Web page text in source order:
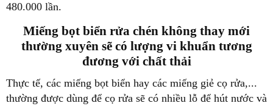
480.000 lần.
Miếng bọt biển rửa chén không thay mới
thường xuyên sẽ có lượng vi khuẩn tương
đương với chất thải
Thực tế, các miếng bọt biển hay các miếng giẻ cọ rửa,...
thường được dùng để cọ rửa sẽ có nhiều lỗ để hút nước và